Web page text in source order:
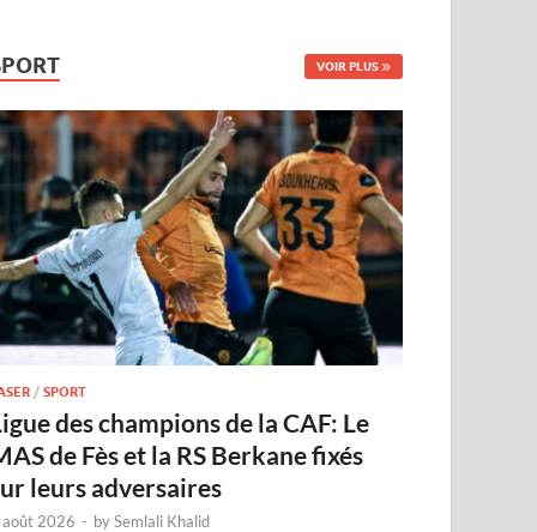
VOIR PLUS
/SPORT
des champions de la CAF: Le
de Fès et la RS Berkane fixés
leurs adversaires
2026 - bySemlali Khalid